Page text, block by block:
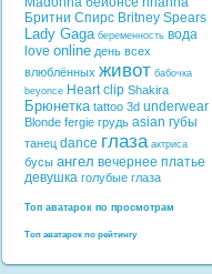
Бритни Спирс Britney Spears
Lady Gaga беременность вода
love online день всех
влюблённых живот бабочка
beyonce Heart clip Shakira
Брюнетка tattoo 3d underwear
Blonde fergie грудь asian губы
танец dance глаза актриса
бусы ангел вечернее платье
девушка голубые глаза
Топ аватарок по просмотрам
Топ аватарок по рейтингу